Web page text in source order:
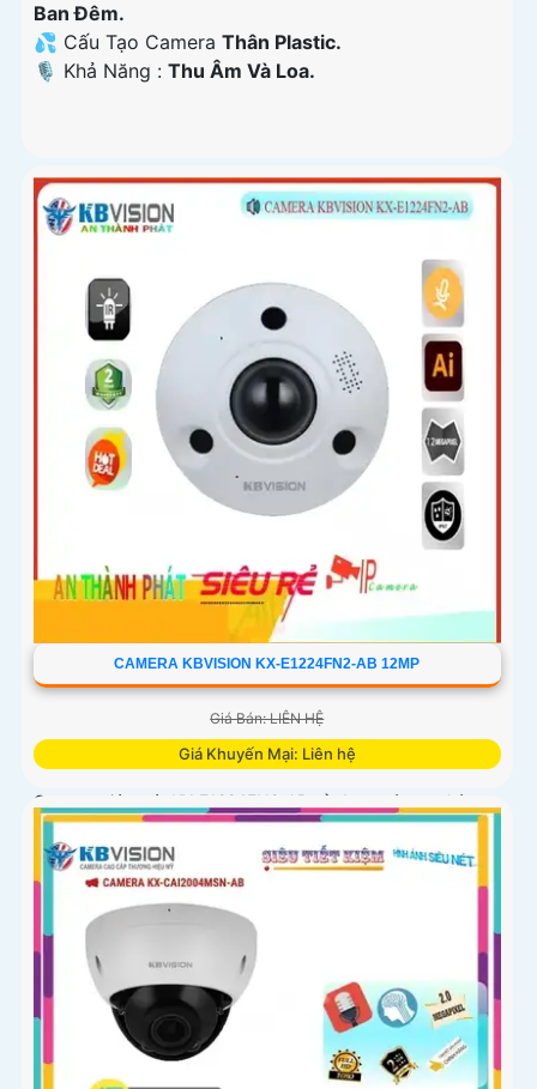
Ban Ðêm.
💦 Cấu Tạo Camera Thân Plastic.
️🎙 Khả Năng : Thu Âm Và Loa.
CAMERA KBVISION KX-E1224FN2-AB 12MP
Giá Bán: LIÊN HỆ
Giá Khuyến Mại: Liên hệ
Camera giám sát KX-E1224FN2-AB sử dụng công nghệ
Starlight tiên tiến, có khả năng giám sát tốt trong môi
trường thiếu ánh sáng. Với độ phân giải HD IP, sản phẩm
này mang lại hình ảnh chất lượng cao, rõ nét